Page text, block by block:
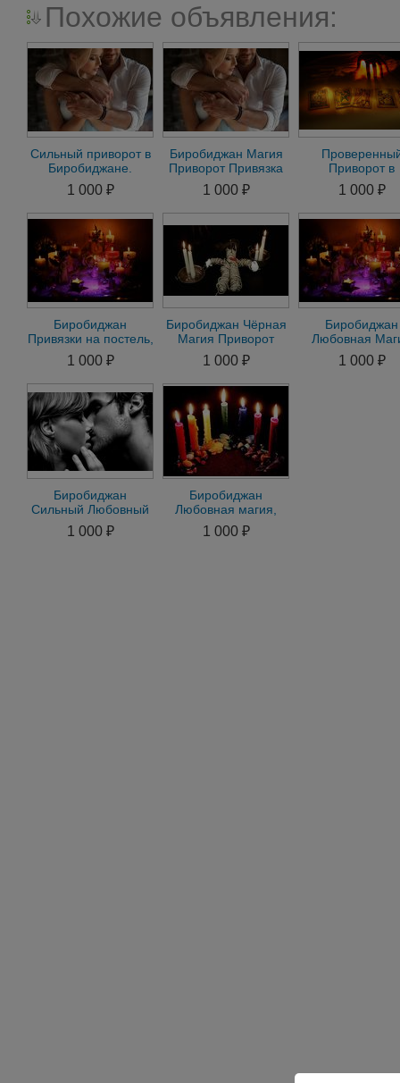
Похожие объявления:
Сильный приворот в
Биробиджане.
Помощь мага в
Биробиджане
1 000 ₽
Биробиджан Магия
Приворот Привязка
Присушка Гадание
1 000 ₽
Приворот в
Биробиджане
магия
1 000 ₽
Биробиджан
Привязки на постель,
присушки. Помощь в
день обращения
1 000 ₽
Биробиджан Чёрная
Магия Приворот
через
Жертвоприношение
Гарантия
1 000 ₽
Биробиджан
Любовная
Сделаю
Приворот.
1 000 ₽
Биробиджан
Сильный Любовный
Приворот на
Мужчину на
1 000 ₽
Биробиджан
Любовная магия,
Приворот-Отворот-
Привязка-Присушка-
1 000 ₽